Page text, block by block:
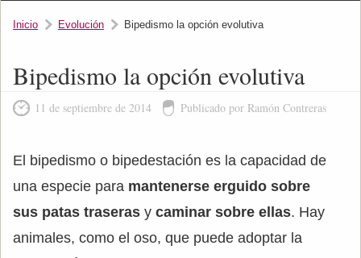
Inicio Evolución Bipedismo la opción evolutiva
Bipedismo la opción evolutiva
11 de septiembre de 2014 Publicado por Ramón Contreras
El bipedismo o bipedestación es la capacidad de
una especie para mantenerse erguido sobre
sus patas traseras y caminar sobre ellas. Hay
animales, como el oso, que puede adoptar la